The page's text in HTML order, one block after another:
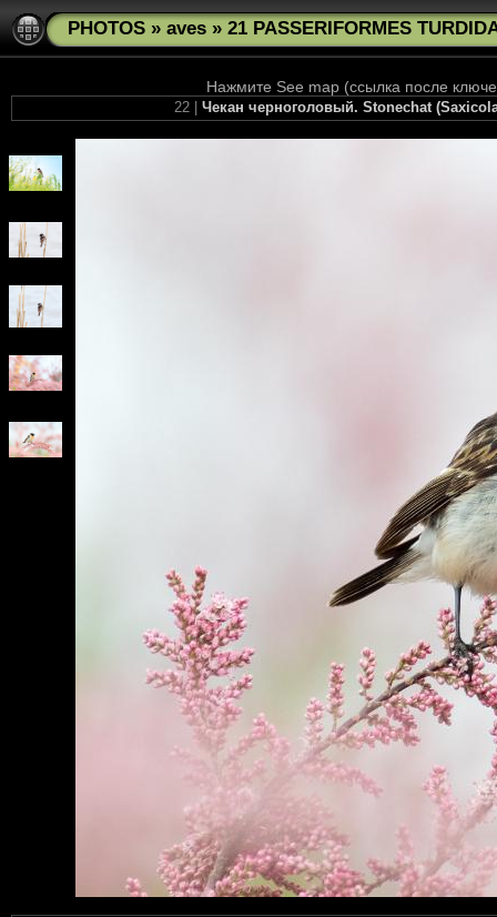
PHOTOS » aves » 21 PASSERIFORMES
Нажмите See map (ссылка после
22 |Чекан черноголовый. Stonechat